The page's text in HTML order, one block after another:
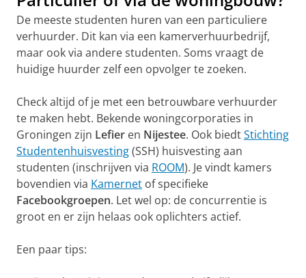
De meeste studenten huren van een particuliere
verhuurder. Dit kan via een kamerverhuurbedrijf,
maar ook via andere studenten. Soms vraagt de
huidige huurder zelf een opvolger te zoeken.
Check altijd of je met een betrouwbare verhuurder
te maken hebt. Bekende woningcorporaties in
Groningen zijn Lefier en Nijestee. Ook biedtStichting
Studentenhuisvesting(SSH) huisvesting aan
studenten (inschrijven via ROOM). Je vindt kamers
bovendien via Kamernet of specifieke
Facebookgroepen. Let wel op: de concurrentie is
groot en er zijn helaas ook oplichters actief.
Een paar tips: